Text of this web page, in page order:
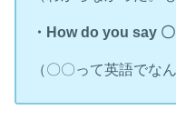
・How do you say
（〇〇って英語でな